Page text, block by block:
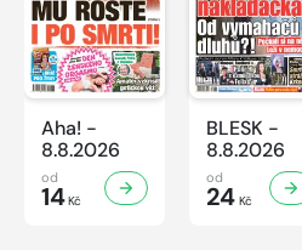
Aha! -
8.8.2026
od
14Kč
BLESK -
8.8.2026
od
24Kč